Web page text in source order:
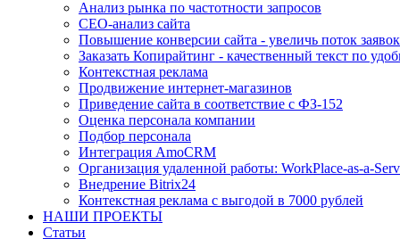
Анализ рынка по частотности запросов
СЕО-анализ сайта
Повышение конверсии сайта - увеличь поток
Заказать Копирайтинг - качественный текст по
Контекстная реклама
Продвижение интернет-магазинов
Приведение сайта в соответствие с ФЗ-152
Оценка персонала компании
Подбор персонала
Интеграция AmoCRM
Организация удаленной работы: WorkPlace-as-a-
Внедрение Bitrix24
Контекстная реклама с выгодой в 7000 рублей
НАШИ ПРОЕКТЫ
Статьи